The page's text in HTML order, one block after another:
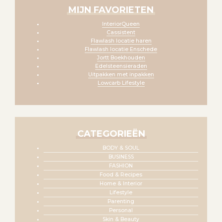
MIJN FAVORIETEN
InteriorQueen
Cassistent
Flawlash locatie haren
Flawlash locatie Enschede
Jortt Boekhouden
Edelsteensieraden
Uitpakken met inpakken
Lowcarb Lifestyle
CATEGORIEËN
BODY & SOUL
BUSINESS
FASHION
Food & Recipes
Home & Interior
Lifestyle
Parenting
Personal
Skin & Beauty